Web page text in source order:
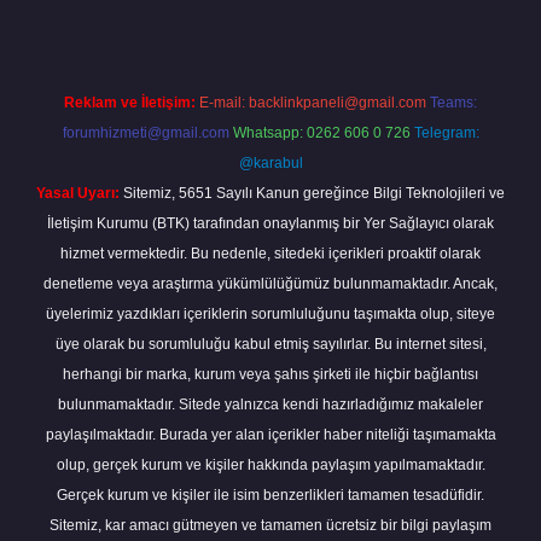
Reklam ve İletişim: E-mail: backlinkpaneli@gmail.com Teams:
forumhizmeti@gmail.com Whatsapp: 0262 606 0 726 Telegram:
@karabul
Yasal Uyarı: Sitemiz, 5651 Sayılı Kanun gereğince Bilgi Teknolojileri ve
İletişim Kurumu (BTK) tarafından onaylanmış bir Yer Sağlayıcı olarak
hizmet vermektedir. Bu nedenle, sitedeki içerikleri proaktif olarak
denetleme veya araştırma yükümlülüğümüz bulunmamaktadır. Ancak,
üyelerimiz yazdıkları içeriklerin sorumluluğunu taşımakta olup, siteye
üye olarak bu sorumluluğu kabul etmiş sayılırlar. Bu internet sitesi,
herhangi bir marka, kurum veya şahıs şirketi ile hiçbir bağlantısı
bulunmamaktadır. Sitede yalnızca kendi hazırladığımız makaleler
paylaşılmaktadır. Burada yer alan içerikler haber niteliği taşımamakta
olup, gerçek kurum ve kişiler hakkında paylaşım yapılmamaktadır.
Gerçek kurum ve kişiler ile isim benzerlikleri tamamen tesadüfidir.
Sitemiz, kar amacı gütmeyen ve tamamen ücretsiz bir bilgi paylaşım